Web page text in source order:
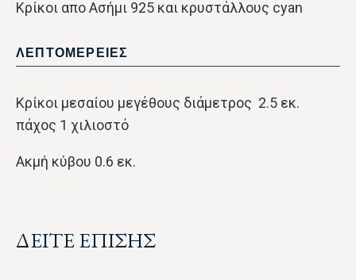
Κρίκοι απο Ασήμι 925 και κρυστάλλους cyan
ΛΕΠΤΟΜΕΡΕΙΕΣ
Κρίκοι μεσαίου μεγέθους διάμετρος 2.5 εκ.
πάχος 1 χιλιοστό
Ακμή κύβου 0.6 εκ.
ΔΕΙΤΕ ΕΠΙΣΗΣ